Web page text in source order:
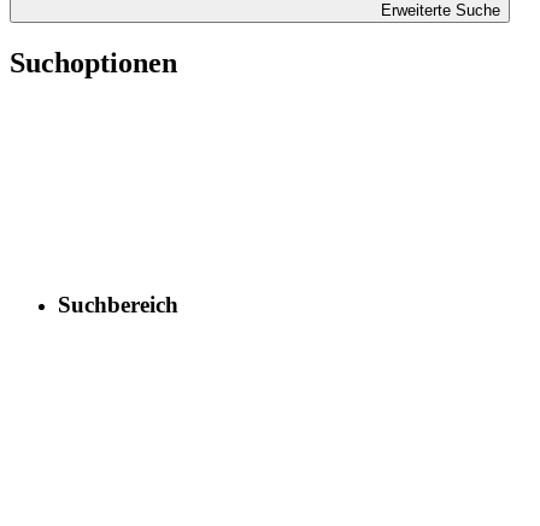
Erweiterte Suche
Suchoptionen
Suchbereich